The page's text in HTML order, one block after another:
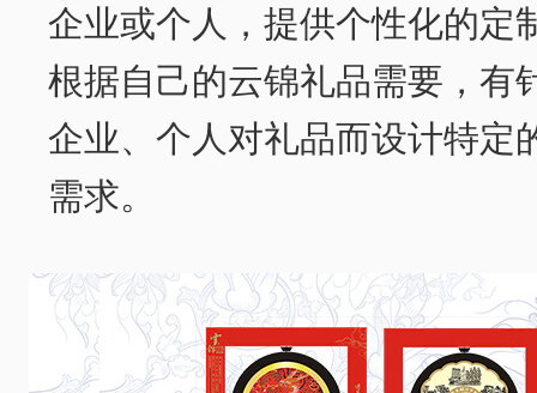
企业或个人，提供个性化的定
根据自己的云锦礼品需要，有
企业、个人对礼品而设计特定
需求。